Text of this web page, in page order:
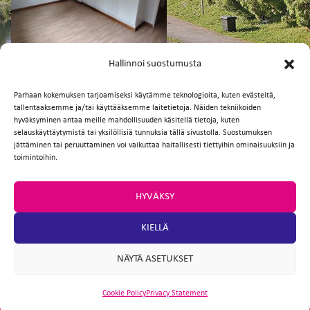
Hallinnoi suostumusta
Parhaan kokemuksen tarjoamiseksi käytämme teknologioita, kuten evästeitä,
tallentaaksemme ja/tai käyttääksemme laitetietoja. Näiden tekniikoiden
hyväksyminen antaa meille mahdollisuuden käsitellä tietoja, kuten
selauskäyttäytymistä tai yksilöllisiä tunnuksia tällä sivustolla. Suostumuksen
jättäminen tai peruuttaminen voi vaikuttaa haitallisesti tiettyihin ominaisuuksiin ja
toimintoihin.
HYVÄKSY
KIELLÄ
NÄYTÄ ASETUKSET
Cookie PolicyPrivacy Statement
Facebook
TwitterEmailWhatsApp